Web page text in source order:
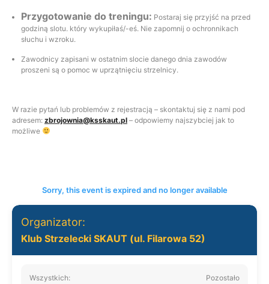
Przygotowanie do treningu: Postaraj się przyjść na przed
godziną slotu. który wykupiłaś/-eś. Nie zapomnij o ochronnikach
słuchu i wzroku.
Zawodnicy zapisani w ostatnim slocie danego dnia zawodów
proszeni są o pomoc w uprzątnięciu strzelnicy.
W razie pytań lub problemów z rejestracją – skontaktuj się z nami pod
adresem: zbrojownia@ksskaut.pl – odpowiemy najszybciej jak to
możliwe
Sorry, this event is expired and no longer available
Organizator:
Klub Strzelecki SKAUT (ul. Filarowa 52)
Wszystkich: Pozostało